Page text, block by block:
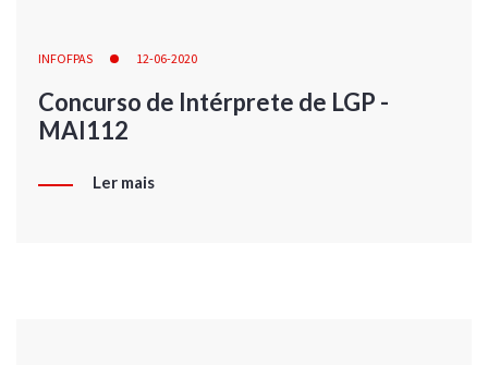
INFOFPAS 12-06-2020
Concurso de Intérprete de LGP -
MAI112
Ler mais